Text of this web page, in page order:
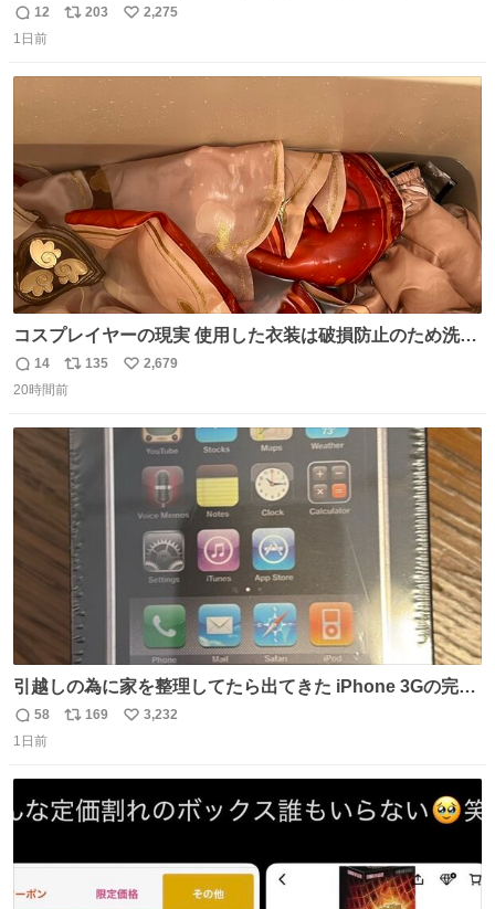
売れますのでご検討下さい
返
信
12
リ
203
い
2,275
1日前
コスプレイヤーの現実 使用した衣装は破損防止のため洗濯
機に入れられないので、大体こんな感じで浸け置きした後
に手洗い…
返
信
14
リ
ポ
ト
数
135
い
2,679
20時間前
引越しの為に家を整理してたら出てきた iPhone 3Gの完全
未開封品 かなり前に楽天だかで買った多分未使用のデモ機
で-が出るのだと思うんだよね ヤフオクで売れてない190万
返
信
58
リ
ト
数
169
い
数
3,232
1日前